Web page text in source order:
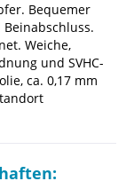
Bequemer
Weiche,
und SVHC-
ca. 0,17 mm